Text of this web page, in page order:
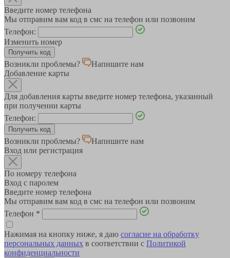
Введите номер телефона
Мы отправим вам код в смс на телефон или позвоним
Телефон:
Изменить номер
Возникли проблемы?
Напишите нам
Добавление карты
Для добавления карты введите номер телефона, указанный
при получении карты
Телефон:
Возникли проблемы?
Напишите нам
Вход или регистрация
По номеру телефона
Вход с паролем
Введите номер телефона
Мы отправим вам код в смс на телефон или позвоним
Телефон *
Нажимая на кнопку ниже, я даю согласие на обработку
персональных данных в соответствии с Политикой
конфиденциальности